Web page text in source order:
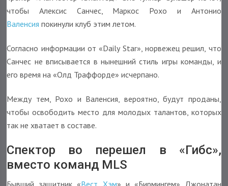
чтобы Алексис Санчес, Маркос Рохо и Антонио
Валенсия покинули клуб этим летом.
Согласно информации от «Daily Star», норвежец решил, что
Санчес не вписывается в нынешний стиль игры команды, и
его время на «Олд Траффорде» исчерпано.
Между тем, Рохо и Валенсия, вероятно, будут проданы,
чтобы освободить место для молодых талантов, которых
так не хватает в составе.
Спектор во перешел в «Гибс»,
вместо команд MLS
Бывший защитник «Вест Хэм» и «Бирмингем» Джонатан